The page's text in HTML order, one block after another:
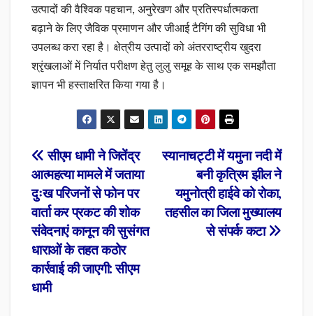
उत्पादों की वैश्विक पहचान, अनुरेखण और प्रतिस्पर्धात्मकता
बढ़ाने के लिए जैविक प्रमाणन और जीआई टैगिंग की सुविधा भी
उपलब्ध करा रहा है। क्षेत्रीय उत्पादों को अंतरराष्ट्रीय खुदरा
श्रृंखलाओं में निर्यात परीक्षण हेतु लुलु समूह के साथ एक समझौता
ज्ञापन भी हस्ताक्षरित किया गया है।
Post
navigation
स्यानाचट्टी में यमुना नदी में
बनी कृत्रिम झील ने
यमुनोत्री हाईवे को रोका,
तहसील का जिला मुख्यालय
से संपर्क कटा
सीएम धामी ने जितेंद्र
आत्महत्या मामले में जताया
दुःख परिजनों से फोन पर
वार्ता कर प्रकट की शोक
संवेदनाएं कानून की सुसंगत
धाराओं के तहत कठोर
कार्रवाई की जाएगी: सीएम
धामी